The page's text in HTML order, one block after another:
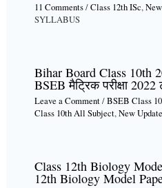
11 Comments/Class 12th ISc,
SYLLABUS
Bihar Board Class 10th
BSEB मैट्रिक परीक्षा
Leave a Comment/BSEB Class
Class 10th All Subject,New
Class 12th Biology
12th Biology Model